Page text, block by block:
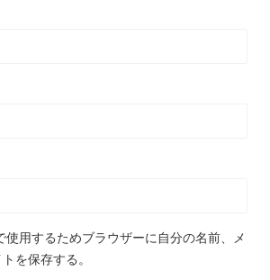
使用するためブラウザーに自分の名前、メ
を保存する。